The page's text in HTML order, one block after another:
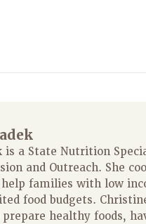
is a State Nutrition
and Outreach. She
families with low
food budgets.
healthy foods,